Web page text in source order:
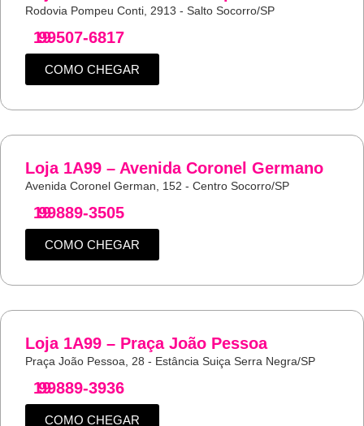
Rodovia Pompeu Conti, 2913 - Salto Socorro/SP
19
99507-6817
COMO CHEGAR
Loja 1A99 – Avenida Coronel Germano
Avenida Coronel German, 152 - Centro Socorro/SP
19
99889-3505
COMO CHEGAR
Loja 1A99 – Praça João Pessoa
Praça João Pessoa, 28 - Estância Suiça Serra Negra/SP
19
99889-3936
COMO CHEGAR